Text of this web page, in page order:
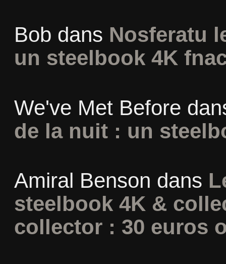
Bob dans Nosferatu
un steelbook 4K
We've Met Before
de la nuit : un
Amiral Benson dans
steelbook 4K &
collector : 30 euros